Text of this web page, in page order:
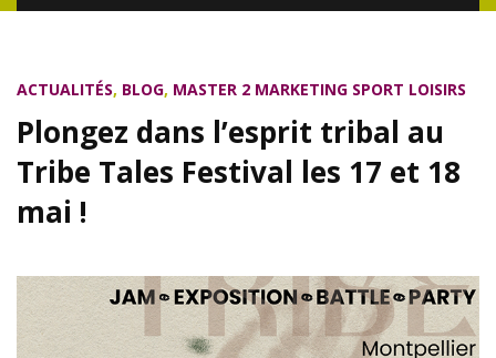
ACTUALITÉS, BLOG, MASTER 2 MARKETING SPORT LOISIRS
Plongez dans l’esprit tribal au
Tribe Tales Festival les 17 et 18
mai !